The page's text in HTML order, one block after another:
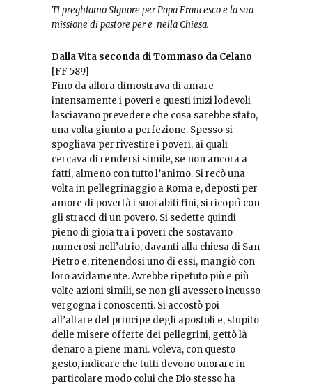
Ti preghiamo Signore per Papa Francesco e la sua
missione di pastore per e nella Chiesa.
Dalla Vita seconda di Tommaso da Celano
[FF 589]
Fino da allora dimostrava di amare
intensamente i poveri e questi inizi lodevoli
lasciavano prevedere che cosa sarebbe stato,
una volta giunto a perfezione. Spesso si
spogliava per rivestire i poveri, ai quali
cercava di rendersi simile, se non ancora a
fatti, almeno con tutto l’animo. Si recò una
volta in pellegrinaggio a Roma e, deposti per
amore di povertà i suoi abiti fini, si ricoprì con
gli stracci di un povero. Si sedette quindi
pieno di gioia tra i poveri che sostavano
numerosi nell’atrio, davanti alla chiesa di San
Pietro e, ritenendosi uno di essi, mangiò con
loro avidamente. Avrebbe ripetuto più e più
volte azioni simili, se non gli avessero incusso
vergogna i conoscenti. Si accostò poi
all’altare del principe degli apostoli e, stupito
delle misere offerte dei pellegrini, gettò là
denaro a piene mani. Voleva, con questo
gesto, indicare che tutti devono onorare in
particolare modo colui che Dio stesso ha